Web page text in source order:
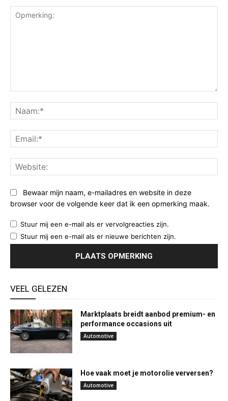
Bewaar mijn naam, e-mailadres en website in deze
browser voor de volgende keer dat ik een opmerking maak.
Stuur mij een e-mail als er vervolgreacties zijn.
Stuur mij een e-mail als er nieuwe berichten zijn.
VEEL GELEZEN
Marktplaats breidt aanbod premium- en
performance occasions uit
Automotive
Hoe vaak moet je motorolie verversen?
Automotive